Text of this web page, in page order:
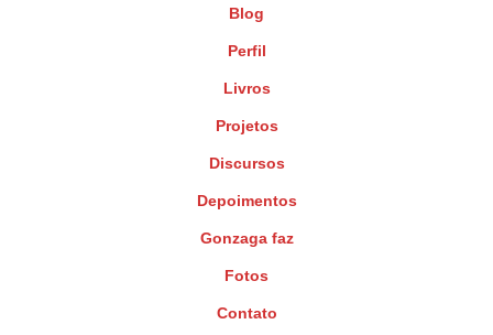
Blog
Perfil
Livros
Projetos
Discursos
Depoimentos
Gonzaga faz
Fotos
Contato